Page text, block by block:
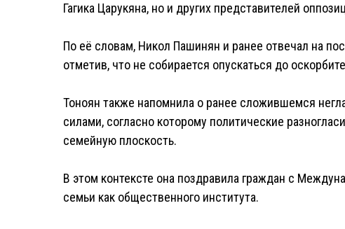
Гагика Царукяна, но и других представителей
По её словам, Никол Пашинян и ранее отвечал на
отметив, что не собирается опускаться до
Тоноян также напомнила о ранее сложившемся
силами, согласно которому политические
семейную плоскость.
В этом контексте она поздравила граждан с
семьи как общественного института.